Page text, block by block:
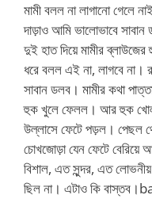
মামী বলল না লাগানো গেলে
দাড়াও আমি ভালোভাবে
দুই হাত দিয়ে মামীর
ধরে বলল এই না, লাগবে
সাবান ডলব। মামীর কথা
হুক খুলে ফেলল। আর হুক
উল্লাসে ফেটে পড়ল। পেছল
চোখজোড়া যেন ফেটে
বিশাল, এত সুন্দর, এত লোভনীয়
ছিল না। এটাও কি